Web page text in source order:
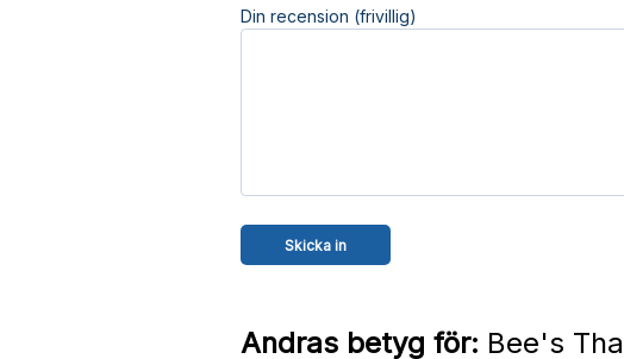
Din recension (frivillig)
Andras betyg för: Bee's